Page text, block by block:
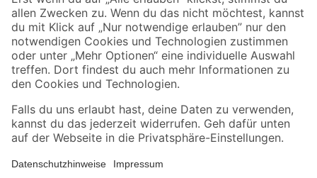
Jetzt die toom-App herunterladen
Alle Preisangaben in EUR inkl. gesetzl. MwSt.. Die dargestellten Angebote sind unter
Umständen nicht in allen Märkten verfügbar. Die angegebenen Verfügbarkeiten beziehen
Produkte nur solange der Vorrat reicht.
*Paketversand ab 59 € versandkostenfrei, gilt nicht für Artikel mit Speditionsversand, hier